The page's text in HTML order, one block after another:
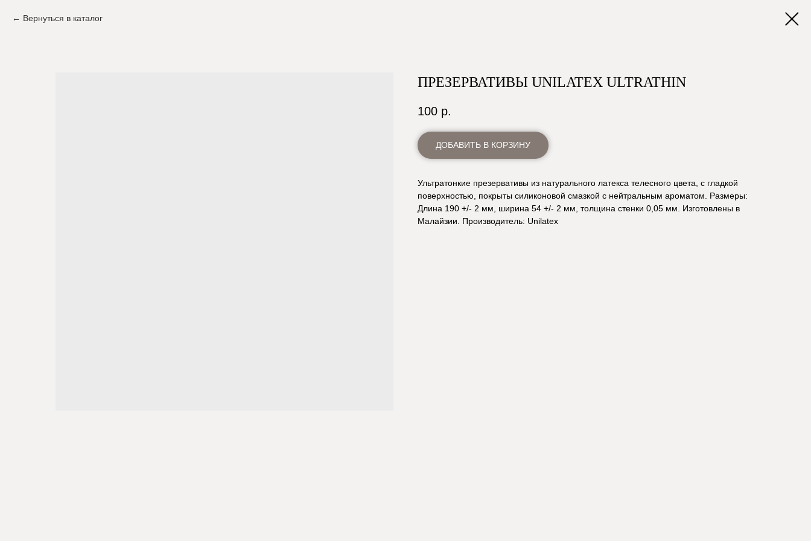
Вернуться в каталог
ПРЕЗЕРВАТИВЫ UNILATEX ULTRATHIN
100 р.
ДОБАВИТЬ В КОРЗИНУ
Ультратонкие презервативы из натурального латекса телесного цвета, с гладкой
поверхностью, покрыты силиконовой смазкой с нейтральным ароматом. Размеры:
Длина 190 +/- 2 мм, ширина 54 +/- 2 мм, толщина стенки 0,05 мм. Изготовлены в
Малайзии. Производитель: Unilatex